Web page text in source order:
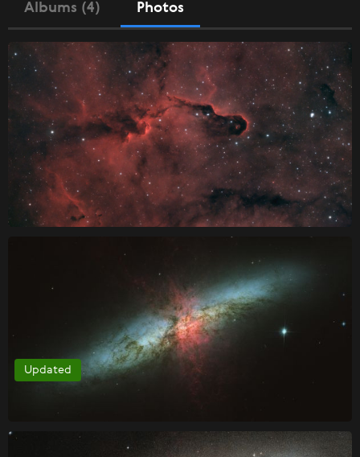
Albums (4) Photos
Updated